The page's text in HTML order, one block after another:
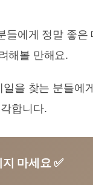
들에게 정말 좋은
해볼 만해요.
을 찾는 분들에
합니다.
마세요 ✅